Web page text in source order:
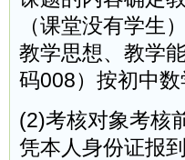
（课堂没有学生
教学思想、教学
码008）按初中数
(2)考核对象考核
凭本人身份证报